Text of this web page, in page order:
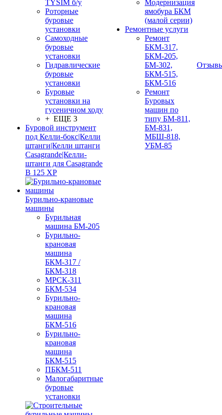
TYSIM б/у
Роторные
буровые
установки
Самоходные
буровые
установки
Гидравлические
буровые
установки
Буровые
установки на
гусеничном ходу
+ ЕЩЕ 3
Буровой инструмент
под Келли-бокс|Келли
штанги|Келли штанги
Casagrande|Келли-
штанги для Casagrande
B 125 XP
Бурильно-крановые
машины
Бурильная
машина БМ-205
Бурильно-
крановая
машина
БКМ-317 /
БКМ-318
МРСК-311
БКМ-534
Бурильно-
крановая
машина
БКМ-516
Бурильно-
крановая
машина
БКМ-515
ПБКМ-511
Малогабаритные
буровые
установки
Модернизация
ямобура БКМ
(малой серии)
Ремонтные услуги
Ремонт
БКМ-317,
БКМ-205,
БМ-302,
БКМ-515,
БКМ-516
Ремонт
Буровых
машин по
типу БМ-811,
БМ-831,
МБШ-818,
УБМ-85